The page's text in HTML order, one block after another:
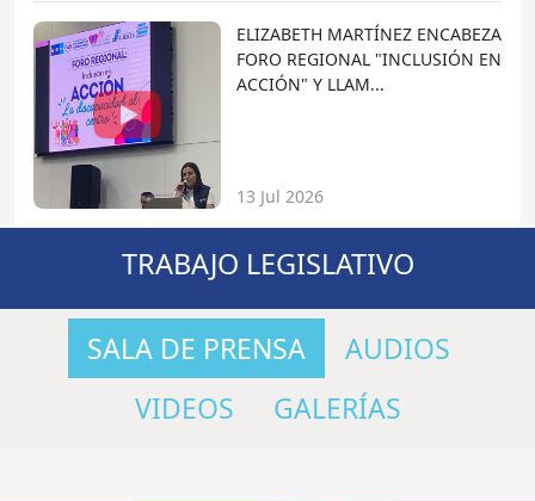
ELIZABETH MARTÍNEZ ENCABEZA
FORO REGIONAL "INCLUSIÓN EN
ACCIÓN" Y LLAM...
13 Jul 2026
TRABAJO LEGISLATIVO
SALA DE PRENSA
AUDIOS
VIDEOS
GALERÍAS